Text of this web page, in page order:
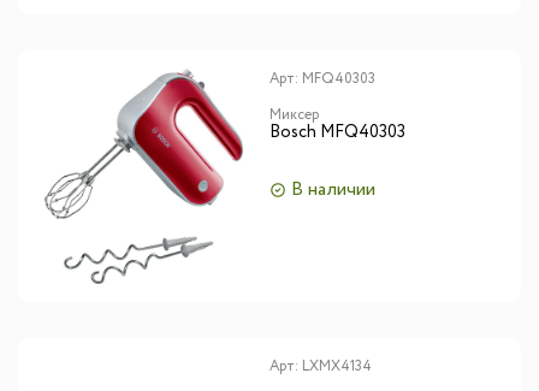
Арт: MFQ40303
Миксер
Bosch MFQ40303
В наличии
Арт: LXMX4134